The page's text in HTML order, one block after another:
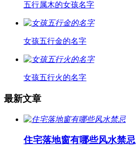
五行属木的女孩名字
女孩五行金的名字
女孩五行火的名字
最新文章
住宅落地窗有哪些风水禁忌